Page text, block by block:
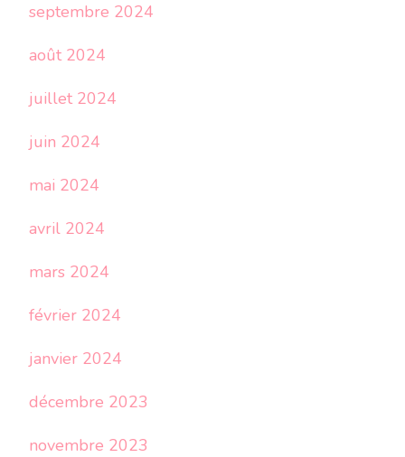
septembre 2024
août 2024
juillet 2024
juin 2024
mai 2024
avril 2024
mars 2024
février 2024
janvier 2024
décembre 2023
novembre 2023